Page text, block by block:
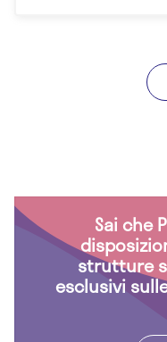
Sai che
strutture
esclusivi